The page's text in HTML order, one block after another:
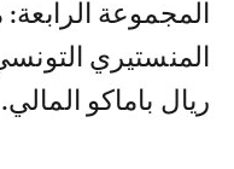
المجموعة
المنستيري
ريال باماكو المالي.